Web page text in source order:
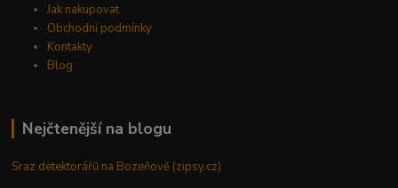
Jak nakupovat
Obchodní podmínky
Kontakty
Blog
Nejčtenější na blogu
Sraz detektorářů na Bozeňově (zipsy.cz)